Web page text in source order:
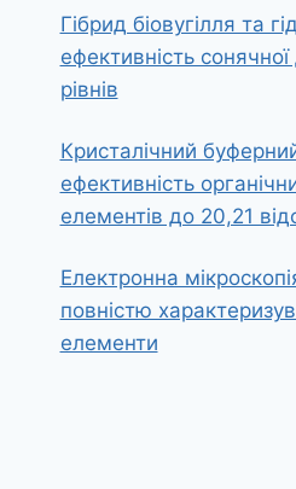
Гібрид біовугілля та
ефективність
рівнів
Кристалічний
ефективність
елементів до 20,21
Електронна
повністю
елементи